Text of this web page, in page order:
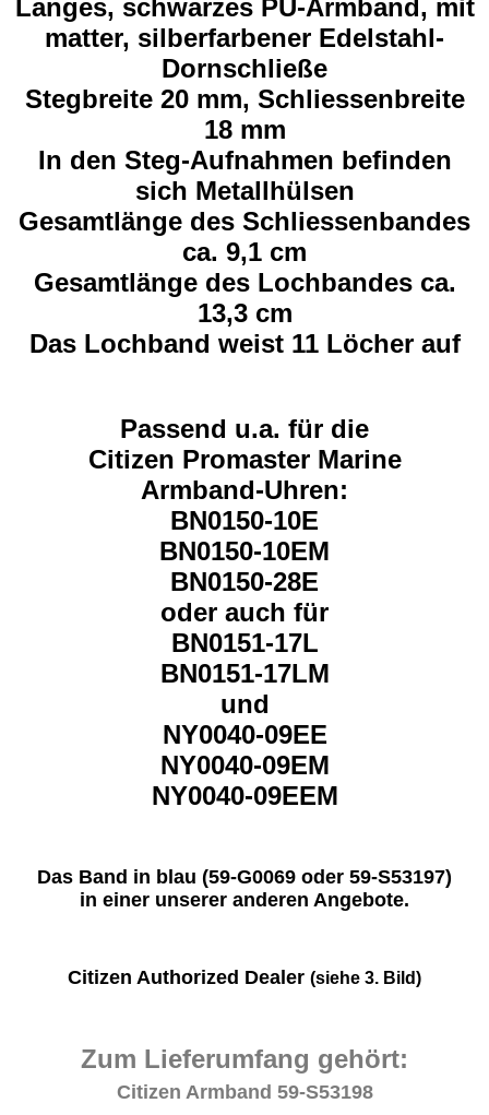
Langes, schwarzes PU-Armband, mit
matter, silberfarbener Edelstahl-
Dornschließe
Stegbreite 20 mm, Schliessenbreite
18 mm
In den Steg-Aufnahmen befinden
sich Metallhülsen
Gesamtlänge des Schliessenbandes
ca. 9,1 cm
Gesamtlänge des Lochbandes ca.
13,3 cm
Das Lochband weist 11 Löcher auf
Passend u.a. für die
Citizen Promaster Marine
Armband-Uhren:
BN0150-10E
BN0150-10EM
BN0150-28E
oder auch für
BN0151-17L
BN0151-17LM
und
NY0040-09EE
NY0040-09EM
NY0040-09EEM
Das Band in blau (59-G0069 oder 59-S53197)
in einer unserer anderen Angebote.
Citizen Authorized Dealer (siehe 3. Bild)
Zum Lieferumfang gehört:
Citizen Armband 59-S53198